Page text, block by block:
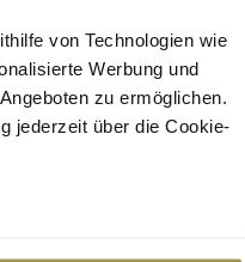
von Technologien wie
Werbung und
zu ermöglichen.
jederzeit über die Cookie-